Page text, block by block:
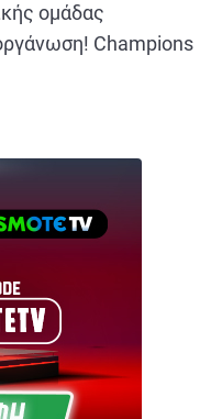
ομάδας
Champions